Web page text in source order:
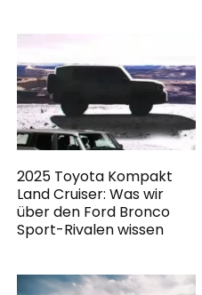
2025 Toyota Kompakt
Land Cruiser: Was wir
über den Ford Bronco
Sport-Rivalen wissen